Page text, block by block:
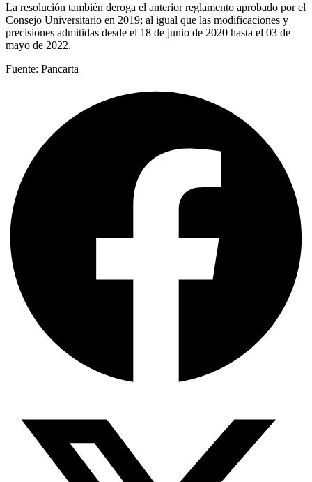
La resolución también deroga el anterior reglamento aprobado por el
Consejo Universitario en 2019; al igual que las modificaciones y
precisiones admitidas desde el 18 de junio de 2020 hasta el 03 de
mayo de 2022.
Fuente: Pancarta